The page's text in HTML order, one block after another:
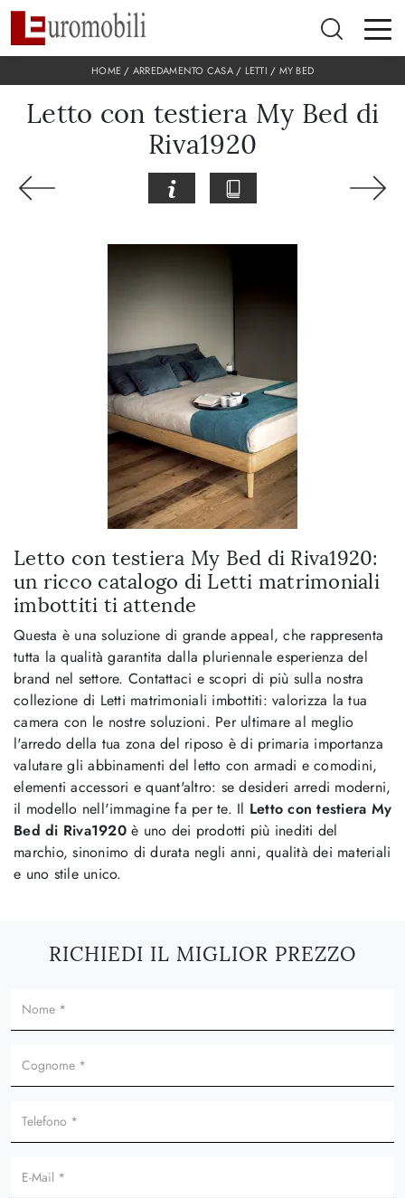
HOME / ARREDAMENTO CASA/ LETTI / MY BED
Letto con testiera My Bed di
Riva1920
Letto con testiera My Bed di Riva1920:
un ricco catalogo di Letti matrimoniali
imbottiti ti attende
Questa è una soluzione di grande appeal, che rappresenta
tutta la qualità garantita dalla pluriennale esperienza del
brand nel settore. Contattaci e scopri di più sulla nostra
collezione di Letti matrimoniali imbottiti: valorizza la tua
camera con le nostre soluzioni. Per ultimare al meglio
l'arredo della tua zona del riposo è di primaria importanza
valutare gli abbinamenti del letto con armadi e comodini,
elementi accessori e quant'altro: se desideri arredi moderni,
il modello nell'immagine fa per te. Il Letto con testiera My
Bed di Riva1920è uno dei prodotti più inediti del
marchio, sinonimo di durata negli anni, qualità dei materiali
e uno stile unico.
RICHIEDI IL MIGLIOR PREZZO